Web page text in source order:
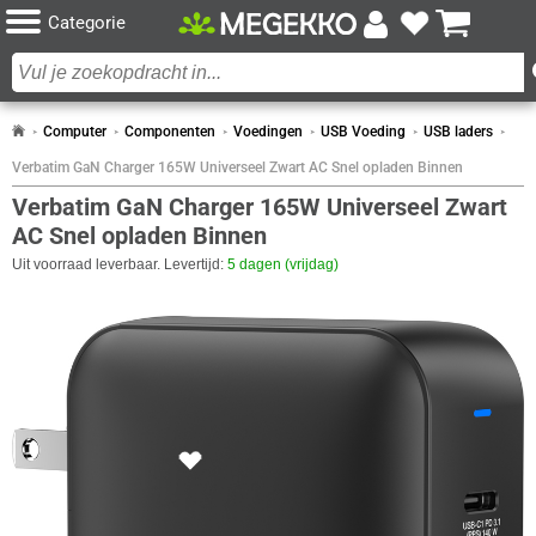
Categorie
Computer Componenten Voedingen USB Voeding USB laders
Verbatim GaN Charger 165W Universeel Zwart AC Snel opladen Binnen
Verbatim GaN Charger 165W Universeel Zwart
AC Snel opladen Binnen
Uit voorraad leverbaar. Levertijd: 5 dagen (vrijdag)
SPECIFICATIES
DESIGN
apparaten (max)